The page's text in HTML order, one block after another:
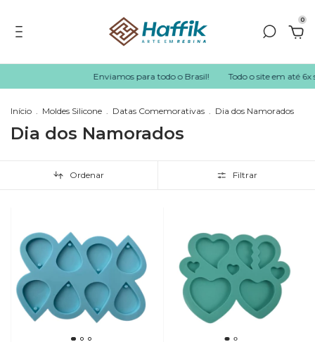
0
Enviamos para todo o Brasil! Todo o site em até 6x sem juros
Início . Moldes Silicone . Datas Comemorativas . Dia dos Namorados
Dia dos Namorados
Ordenar Filtrar